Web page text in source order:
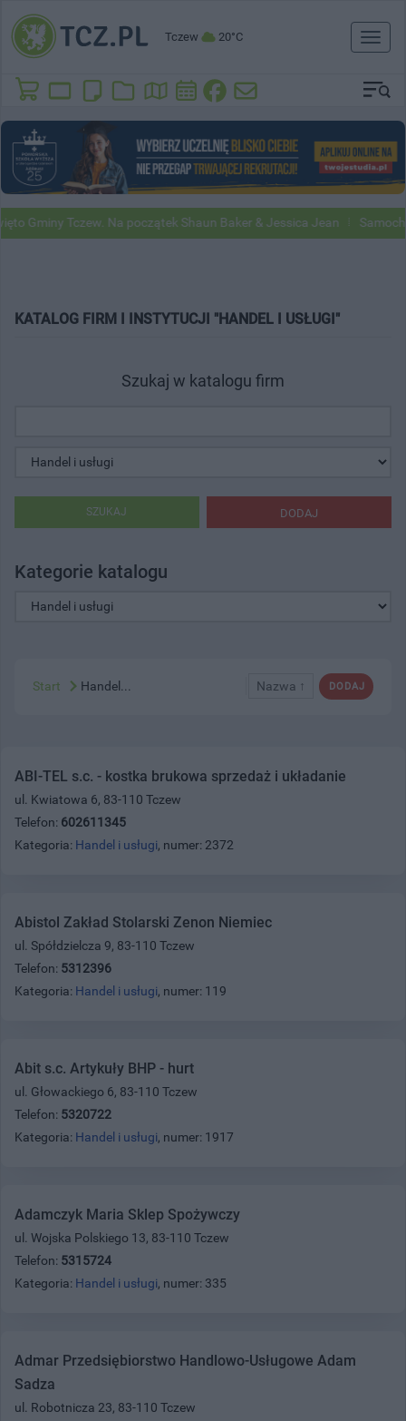
Tczew 20°C
Toggle
Gminy Tczew. Na początek Shaun Baker & Jessica Jean
KATALOG FIRM I INSTYTUCJI "HANDEL I USŁUGI"
Szukaj w katalogu firm
DODAJ
SZUKAJ
Kategorie katalogu
DODAJ
Nazwa ↑
Start Handel...
ABI-TEL s.c. - kostka brukowa sprzedaż i układanie
ul. Kwiatowa 6, 83-110 Tczew
Telefon: 602611345
Kategoria: Handel i usługi, numer: 2372
Abistol Zakład Stolarski Zenon Niemiec
ul. Spółdzielcza 9, 83-110 Tczew
Telefon: 5312396
Kategoria: Handel i usługi, numer: 119
Abit s.c. Artykuły BHP - hurt
ul. Głowackiego 6, 83-110 Tczew
Telefon: 5320722
Kategoria: Handel i usługi, numer: 1917
Adamczyk Maria Sklep Spożywczy
ul. Wojska Polskiego 13, 83-110 Tczew
Telefon: 5315724
Kategoria: Handel i usługi, numer: 335
Admar Przedsiębiorstwo Handlowo-Usługowe Adam
Sadza
ul. Robotnicza 23, 83-110 Tczew